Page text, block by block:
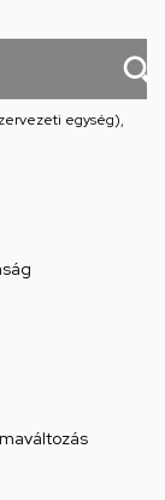
egység),